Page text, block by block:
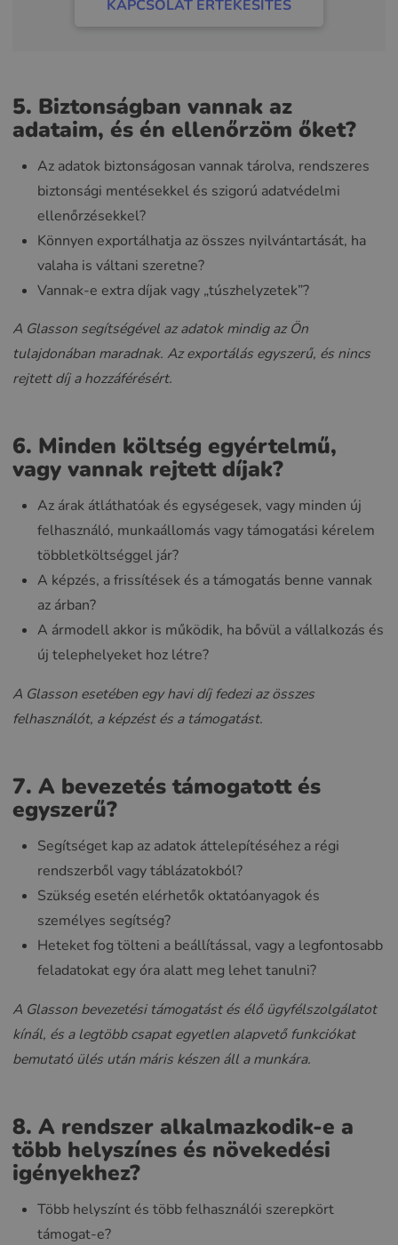
KAPCSOLAT ÉRTÉKESÍTÉS
5. Biztonságban vannak az
adataim, és én ellenőrzöm őket?
Az adatok biztonságosan vannak tárolva, rendszeres
biztonsági mentésekkel és szigorú adatvédelmi
ellenőrzésekkel?
Könnyen exportálhatja az összes nyilvántartását, ha
valaha is váltani szeretne?
Vannak-e extra díjak vagy „túszhelyzetek”?
A Glasson segítségével az adatok mindig az Ön
tulajdonában maradnak. Az exportálás egyszerű, és nincs
rejtett díj a hozzáférésért.
6. Minden költség egyértelmű,
vagy vannak rejtett díjak?
Az árak átláthatóak és egységesek, vagy minden új
felhasználó, munkaállomás vagy támogatási kérelem
többletköltséggel jár?
A képzés, a frissítések és a támogatás benne vannak
az árban?
A ármodell akkor is működik, ha bővül a vállalkozás és
új telephelyeket hoz létre?
A Glasson esetében egy havi díj fedezi az összes
felhasználót, a képzést és a támogatást.
7. A bevezetés támogatott és
egyszerű?
Segítséget kap az adatok áttelepítéséhez a régi
rendszerből vagy táblázatokból?
Szükség esetén elérhetők oktatóanyagok és
személyes segítség?
Heteket fog tölteni a beállítással, vagy a legfontosabb
feladatokat egy óra alatt meg lehet tanulni?
A Glasson bevezetési támogatást és élő ügyfélszolgálatot
kínál, és a legtöbb csapat egyetlen alapvető funkciókat
bemutató ülés után máris készen áll a munkára.
8. A rendszer alkalmazkodik-e a
több helyszínes és növekedési
igényekhez?
Több helyszínt és több felhasználói szerepkört
támogat-e?